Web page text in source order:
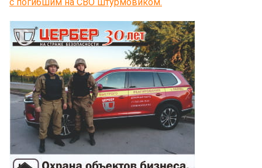
с погибшим на СВО штурмовиком.